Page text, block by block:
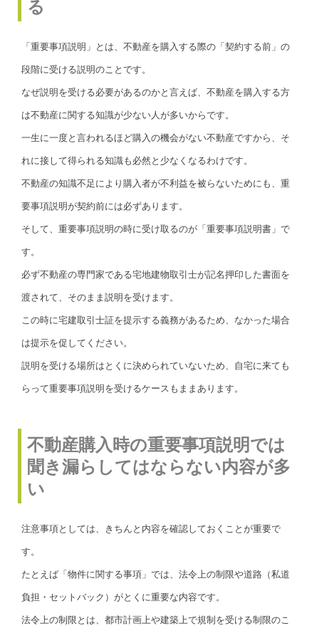
る
「重要事項説明」とは、不動産を購入する際の「契約する前」の
段階に受ける説明のことです。
なぜ説明を受ける必要があるのかと言えば、不動産を購入する方
は不動産に関する知識が少ない人が多いからです。
一生に一度と言われるほど購入の機会がない不動産ですから、そ
れに接して得られる知識も必然と少なくなるわけです。
不動産の知識不足により購入者が不利益を被らないためにも、重
要事項説明が契約前には必ずあります。
そして、重要事項説明の時に受け取るのが「重要事項説明書」で
す。
必ず不動産の専門家である宅地建物取引士が記名押印した書面を
渡されて、そのまま説明を受けます。
この時に宅建取引士証を提示する義務があるため、なかった場合
は提示を促してください。
説明を受ける場所はとくに決められていないため、自宅に来ても
らって重要事項説明を受けるケースもままあります。
不動産購入時の重要事項説明では
聞き漏らしてはならない内容が多
い
注意事項としては、きちんと内容を確認しておくことが重要で
す。
たとえば「物件に関する事項」では、法令上の制限や道路（私道
負担・セットバック）がとくに重要な内容です。
法令上の制限とは、都市計画上や建築上で規制を受ける制限のこ